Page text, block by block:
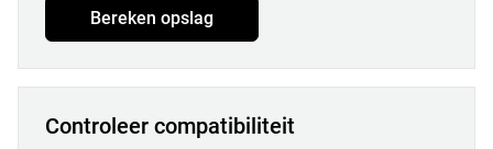
Bereken opslag
Controleer compatibiliteit